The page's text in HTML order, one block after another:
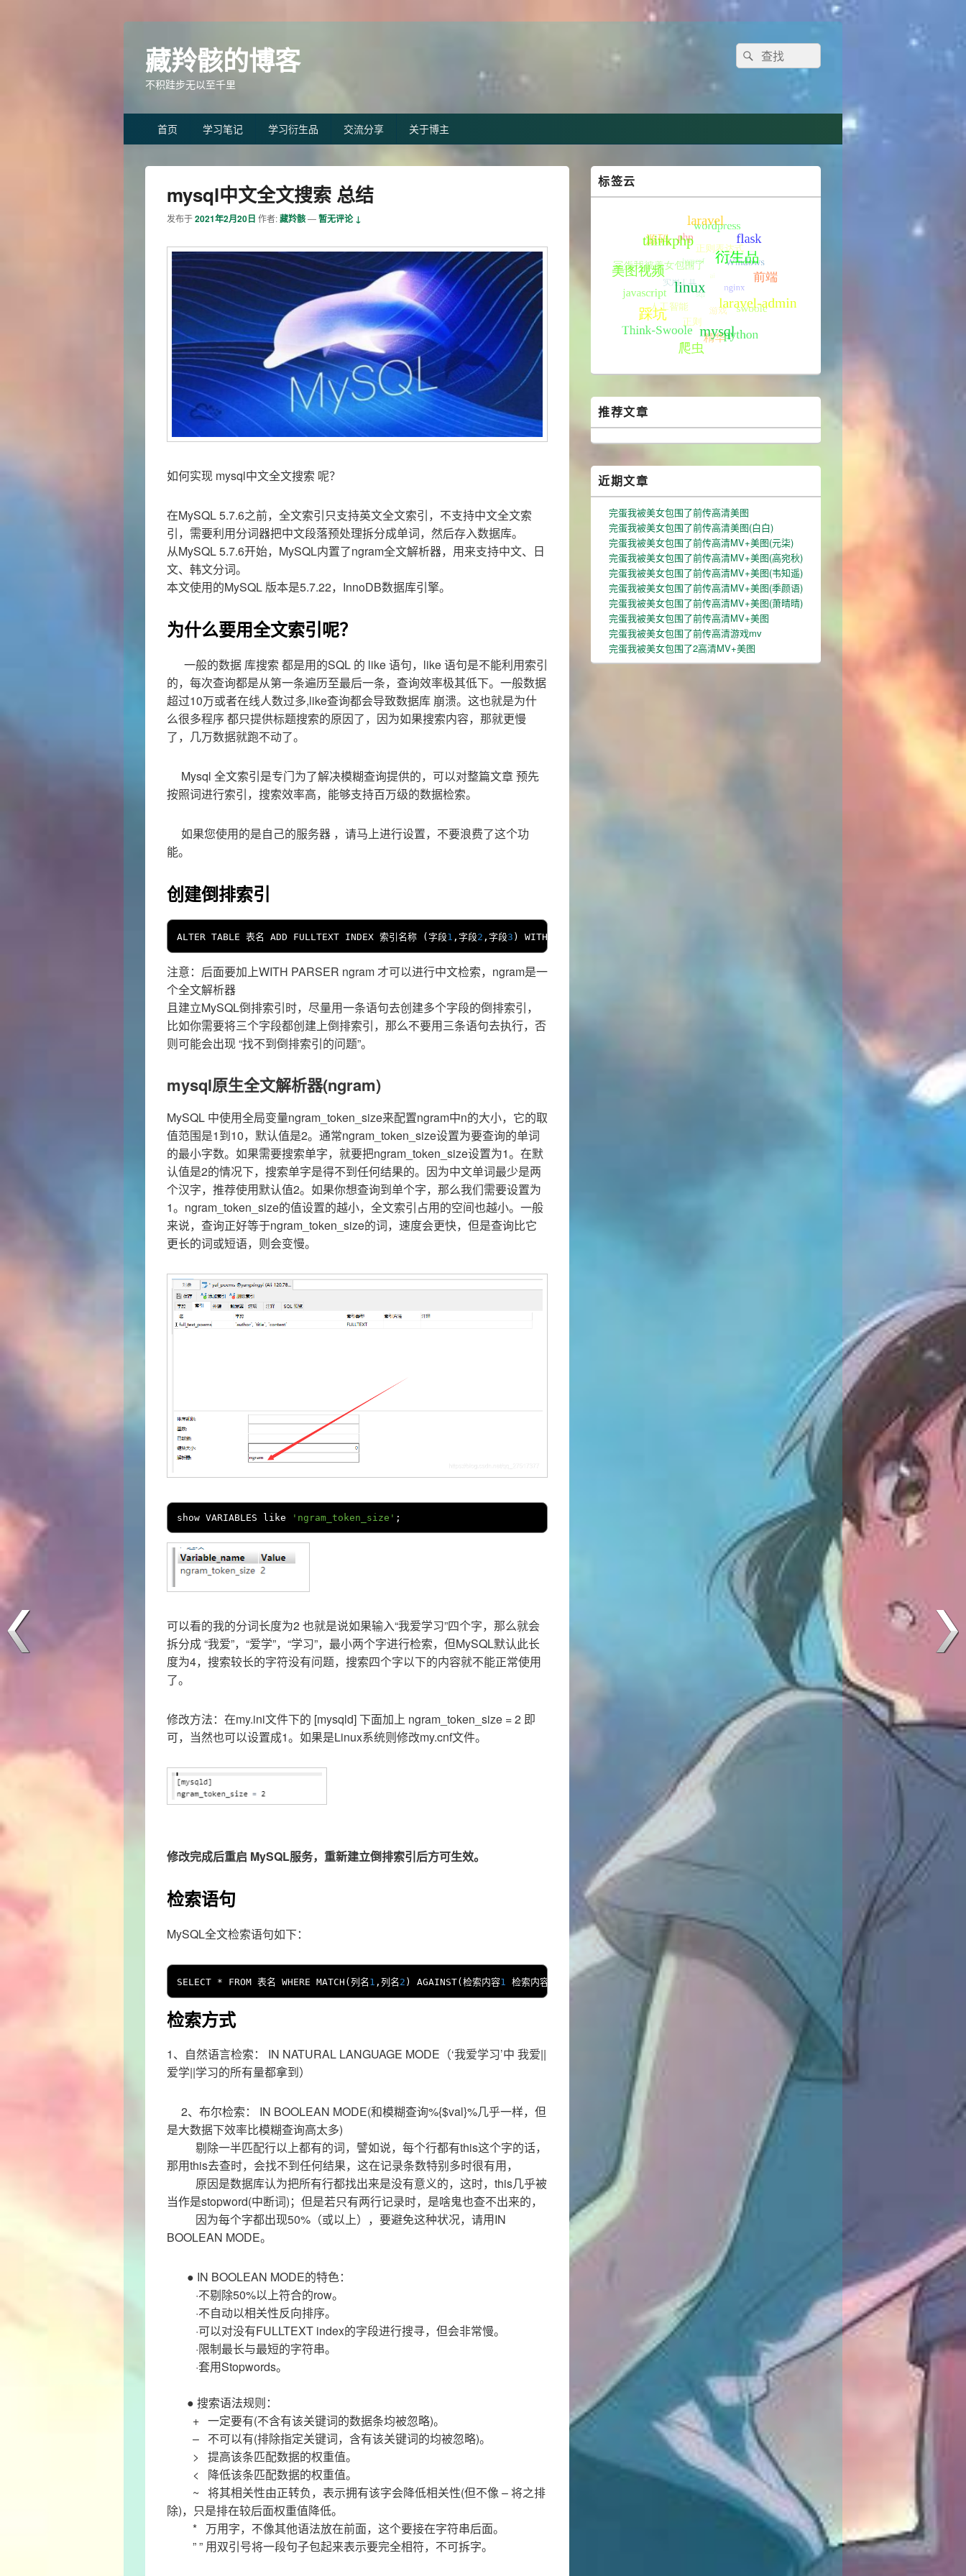
藏羚骸的博客
不积跬步无以至千里
Search
for:
Search
Primary首页 学习笔记 学习衍生品 交流分享 关于博主
mysql中文全文搜索 总结
发布于2021年2月20日 作者:藏羚骸—暂无评论 ↓
如何实现 mysql中文全文搜索 呢？
在MySQL 5.7.6之前，全文索引只支持英文全文索引，不支持中文全文索
引，需要利用分词器把中文段落预处理拆分成单词，然后存入数据库。
从MySQL 5.7.6开始，MySQL内置了ngram全文解析器，用来支持中文、日
文、韩文分词。
本文使用的MySQL 版本是5.7.22，InnoDB数据库引擎。
为什么要用全文索引呢？
一般的数据 库搜索 都是用的SQL 的 like 语句，like 语句是不能利用索引
的，每次查询都是从第一条遍历至最后一条，查询效率极其低下。一般数据
超过10万或者在线人数过多,like查询都会导致数据库 崩溃。这也就是为什
么很多程序 都只提供标题搜索的原因了，因为如果搜索内容，那就更慢
了，几万数据就跑不动了。
Mysql 全文索引是专门为了解决模糊查询提供的，可以对整篇文章 预先
按照词进行索引，搜索效率高，能够支持百万级的数据检索。
如果您使用的是自己的服务器 ，请马上进行设置，不要浪费了这个功
能。
创建倒排索引
ALTER TABLE 表名 ADD FULLTEXT INDEX 索引名称 (字段1 ,字段2 ,字段3 ) WITH PARSER ngram
注意：后面要加上WITH PARSER ngram 才可以进行中文检索，ngram是一
个全文解析器
且建立MySQL倒排索引时，尽量用一条语句去创建多个字段的倒排索引，
比如你需要将三个字段都创建上倒排索引，那么不要用三条语句去执行，否
则可能会出现 “找不到倒排索引的问题”。
mysql原生全文解析器(ngram)
MySQL 中使用全局变量ngram_token_size来配置ngram中n的大小，它的取
值范围是1到10，默认值是2。通常ngram_token_size设置为要查询的单词
的最小字数。如果需要搜索单字，就要把ngram_token_size设置为1。在默
认值是2的情况下，搜索单字是得不到任何结果的。因为中文单词最少是两
个汉字，推荐使用默认值2。如果你想查询到单个字，那么我们需要设置为
1。ngram_token_size的值设置的越小，全文索引占用的空间也越小。一般
来说，查询正好等于ngram_token_size的词，速度会更快，但是查询比它
更长的词或短语，则会变慢。
show VARIABLES like 'ngram_token_size' ;
可以看的我的分词长度为2 也就是说如果输入“我爱学习”四个字，那么就会
拆分成 “我爱”，“爱学”，“学习”，最小两个字进行检索，但MySQL默认此长
度为4，搜索较长的字符没有问题，搜索四个字以下的内容就不能正常使用
了。
修改方法：在my.ini文件下的 [mysqld] 下面加上 ngram_token_size = 2 即
可，当然也可以设置成1。如果是Linux系统则修改my.cnf文件。
修改完成后重启 MySQL服务，重新建立倒排索引后方可生效。
检索语句
MySQL全文检索语句如下：
SELECT * FROM 表名 WHERE MATCH (列名 1 ,列名 2 ) AGAINST(检索内容1 检索内容
检索方式
1、自然语言检索： IN NATURAL LANGUAGE MODE（‘我爱学习’中 我爱||
爱学||学习的所有量都拿到）
2、布尔检索： IN BOOLEAN MODE(和模糊查询%{$val}%几乎一样，但
是大数据下效率比模糊查询高太多)
剔除一半匹配行以上都有的词，譬如说，每个行都有this这个字的话，
那用this去查时，会找不到任何结果，这在记录条数特别多时很有用，
原因是数据库认为把所有行都找出来是没有意义的，这时，this几乎被
当作是stopword(中断词)；但是若只有两行记录时，是啥鬼也查不出来的，
因为每个字都出现50%（或以上），要避免这种状况，请用IN
BOOLEAN MODE。
● IN BOOLEAN MODE的特色：
·不剔除50%以上符合的row。
·不自动以相关性反向排序。
·可以对没有FULLTEXT index的字段进行搜寻，但会非常慢。
·限制最长与最短的字符串。
·套用Stopwords。
● 搜索语法规则：
+ 一定要有(不含有该关键词的数据条均被忽略)。
– 不可以有(排除指定关键词，含有该关键词的均被忽略)。
> 提高该条匹配数据的权重值。
< 降低该条匹配数据的权重值。
~ 将其相关性由正转负，表示拥有该字会降低相关性(但不像 – 将之排
除)，只是排在较后面权重值降低。
* 万用字，不像其他语法放在前面，这个要接在字符串后面。
” ” 用双引号将一段句子包起来表示要完全相符，不可拆字。
Primary
Sidebar
Widget
标签云
推荐文章
近期文章
完蛋我被美女包围了前传高清美图
完蛋我被美女包围了前传高清美图(白白)
完蛋我被美女包围了前传高清MV+美图(元柒)
完蛋我被美女包围了前传高清MV+美图(高宛秋)
完蛋我被美女包围了前传高清MV+美图(韦知遥)
完蛋我被美女包围了前传高清MV+美图(季颜语)
完蛋我被美女包围了前传高清MV+美图(萧晴晴)
完蛋我被美女包围了前传高清MV+美图
完蛋我被美女包围了前传高清游戏mv
完蛋我被美女包围了2高清MV+美图